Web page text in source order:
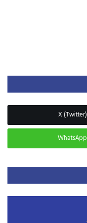
X (Twitter)
WhatsApp